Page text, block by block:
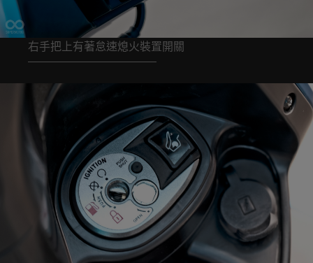
右手把上有著怠速熄火裝置開關